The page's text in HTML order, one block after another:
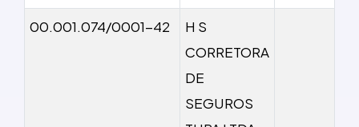
00.001.074/0001-42
H S
CORRETORA
DE
SEGUROS